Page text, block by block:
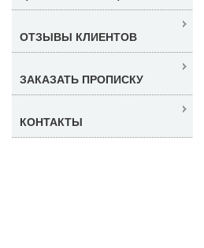
ОТЗЫВЫ КЛИЕНТОВ
ЗАКАЗАТЬ ПРОПИСКУ
КОНТАКТЫ